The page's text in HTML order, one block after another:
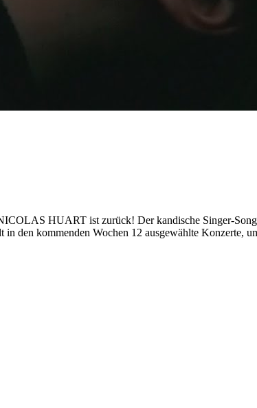
HUART ist zurück! Der kandische Singer-
den kommenden Wochen 12 ausgewählte Konzerte,